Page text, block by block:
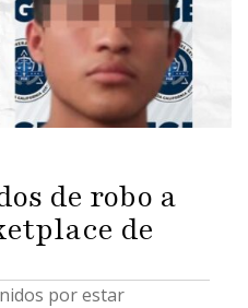
de robo a
de
por estar